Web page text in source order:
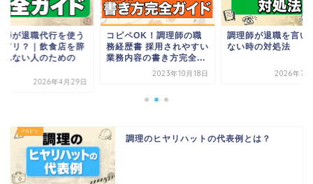
師が退職代行を使う
アリ？｜飲食店を辞
れない人のための
2026年4月29日
コピペOK！調理師の職
務経歴書 採用されやすい
業務内容の書き方完全...
2023年10月18日
調理師が退職を言い
ない時の対処法
2026年7
調理のヒヤリハットの代表例とは？